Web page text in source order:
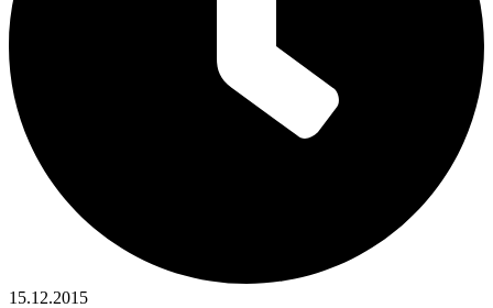
15.12.2015